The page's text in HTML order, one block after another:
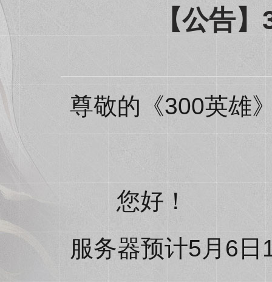
【公告
尊敬的《300英雄
您好！
服务器预计5月6